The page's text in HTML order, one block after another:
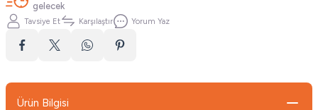
gelecek
Tavsiye Et Karşılaştır Yorum Yaz
Ürün Bilgisi